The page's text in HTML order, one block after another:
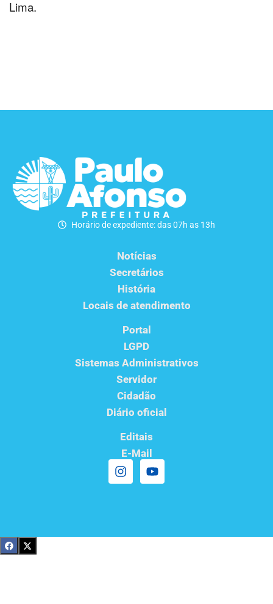
Lima.
Horário de expediente: das 07h as 13h
Notícias
Secretários
História
Locais de atendimento
Portal
LGPD
Sistemas Administrativos
Servidor
Cidadão
Diário oficial
Editais
E-Mail